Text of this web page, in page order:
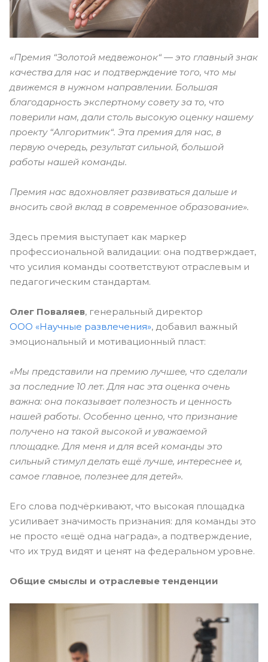
«Премия “Золотой медвежонок“ — это главный знак
качества для нас и подтверждение того, что мы
движемся в нужном направлении. Большая
благодарность экспертному совету за то, что
поверили нам, дали столь высокую оценку нашему
проекту “Алгоритмик“. Эта премия для нас, в
первую очередь, результат сильной, большой
работы нашей команды.
Премия нас вдохновляет развиваться дальше и
вносить свой вклад в современное образование».
Здесь премия выступает как маркер
профессиональной валидации: она подтверждает,
что усилия команды соответствуют отраслевым и
педагогическим стандартам.
Олег Поваляев, генеральный директор
ООО «Научные развлечения», добавил важный
эмоциональный и мотивационный пласт:
«Мы представили на премию лучшее, что сделали
за последние 10 лет. Для нас эта оценка очень
важна: она показывает полезность и ценность
нашей работы. Особенно ценно, что признание
получено на такой высокой и уважаемой
площадке. Для меня и для всей команды это
сильный стимул делать ещё лучше, интереснее и,
самое главное, полезнее для детей».
Его слова подчёркивают, что высокая площадка
усиливает значимость признания: для команды это
не просто «ещё одна награда», а подтверждение,
что их труд видят и ценят на федеральном уровне.
Общие смыслы и отраслевые тенденции